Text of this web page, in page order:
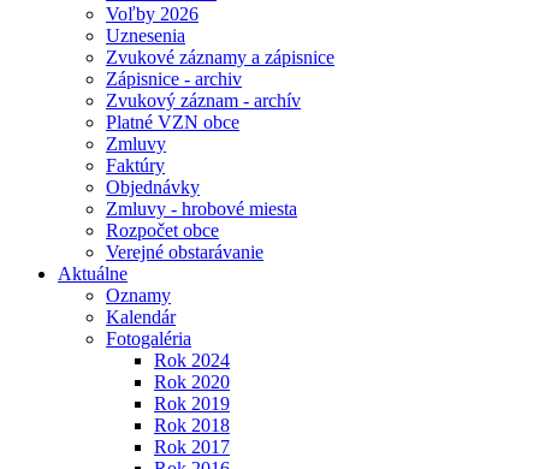
Voľby 2026
Uznesenia
Zvukové záznamy a zápisnice
Zápisnice - archiv
Zvukový záznam - archív
Platné VZN obce
Zmluvy
Faktúry
Objednávky
Zmluvy - hrobové miesta
Rozpočet obce
Verejné obstarávanie
Aktuálne
Oznamy
Kalendár
Fotogaléria
Rok 2024
Rok 2020
Rok 2019
Rok 2018
Rok 2017